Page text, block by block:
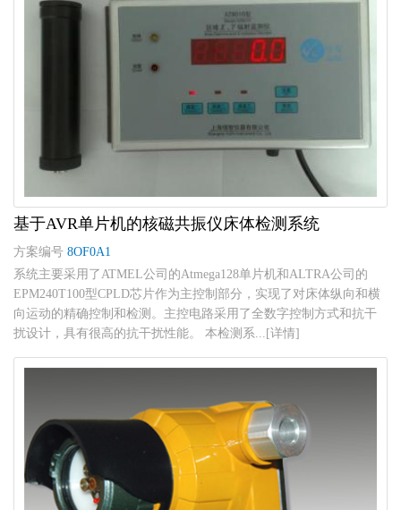
基于AVR单片机的核磁共振仪床体检测系统
方案编号 8OF0A1
系统主要采用了ATMEL公司的Atmega128单片机和ALTRA公司的
EPM240T100型CPLD芯片作为主控制部分，实现了对床体纵向和横
向运动的精确控制和检测。主控电路采用了全数字控制方式和抗干
扰设计，具有很高的抗干扰性能。 本检测系...[详情]